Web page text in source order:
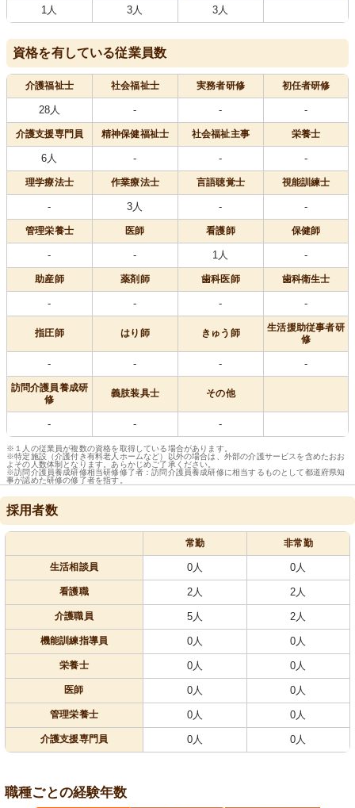
1人 3人 3人
資格を有している従業員数
介護福祉士 社会福祉士 実務者研修 初任者研修
28人 - - -
介護支援専門員 精神保健福祉士 社会福祉主事 栄養士
6人 - - -
理学療法士 作業療法士 言語聴覚士 視能訓練士
- 3人 - -
管理栄養士 医師 看護師 保健師
- - 1人 -
助産師 薬剤師 歯科医師 歯科衛生士
- - - -
指圧師 はり師 きゅう師
生活援助従事者研
修
- - - -
訪問介護員養成研
修
義肢装具士 その他
- - -
※１人の従業員が複数の資格を取得している場合があります。
※特定施設（介護付き有料老人ホームなど）以外の場合は、外部の介護サービスを含めたおお
よその人数体制となります。あらかじめご了承ください。
※訪問介護員養成研修相当研修修了者：訪問介護員養成研修に相当するものとして都道府県知
事が認めた研修の修了者を指す。
採用者数
常勤 非常勤
生活相談員 0人 0人
看護職 2人 2人
介護職員 5人 2人
機能訓練指導員 0人 0人
栄養士 0人 0人
医師 0人 0人
管理栄養士 0人 0人
介護支援専門員 0人 0人
職種ごとの経験年数